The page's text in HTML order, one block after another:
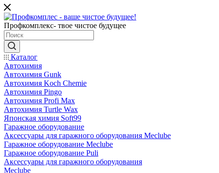
Профкомплекс- твое чистое будущее
Каталог
Автохимия
Автохимия Gunk
Автохимия Koch Chemie
Автохимия Pingo
Автохимия Profi Max
Автохимия Turtle Wax
Японская химия Soft99
Гаражное оборудование
Аксессуары для гаражного оборудования Meclube
Гаражное оборудование Meclube
Гаражное оборудование Puli
Аксессуары для гаражного оборудования
Meclube